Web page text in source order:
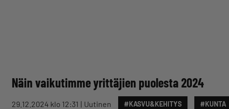
Näin vaikutimme yrittäjien puolesta 2024
29.12.2024 klo 12:31 Uutinen #KASVU&KEHITYS #KUNTA